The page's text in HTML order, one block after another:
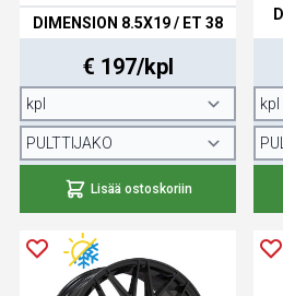
DIMENSION 8.5X19 / ET 38
€ 197/kpl
Lisää ostoskoriin